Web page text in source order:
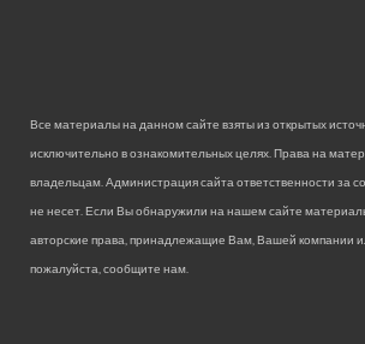
Все материалы на данном сайте взяты из открытых
исключительно в ознакомительных целях. Права на
владельцам. Администрация сайта ответственности за
не несет. Если Вы обнаружили на нашем сайте
авторские права, принадлежащие Вам, Вашей компании
пожалуйста, сообщите нам.